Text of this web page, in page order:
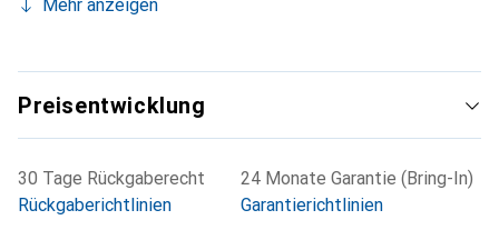
Mehr anzeigen
Preisentwicklung
30 Tage Rückgaberecht
Rückgaberichtlinien
24 Monate Garantie (Bring-In)
Garantierichtlinien